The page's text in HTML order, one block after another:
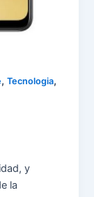
,Tecnologia,
y
la